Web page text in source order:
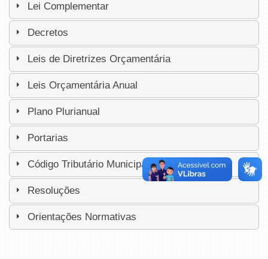
Lei Complementar
Decretos
Leis de Diretrizes Orçamentária
Leis Orçamentária Anual
Plano Plurianual
Portarias
Código Tributário Municipal
Resoluções
Orientações Normativas